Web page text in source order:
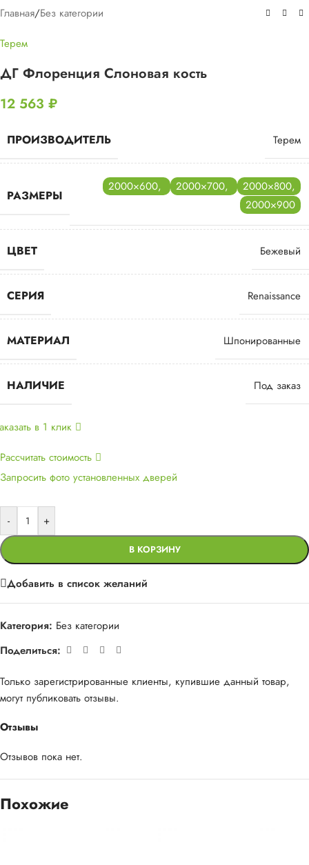
Главная/Без категории
Терем
ДГ Флоренция Слоновая кость
12 563 ₽
ПРОИЗВОДИТЕЛЬ Терем
РАЗМЕРЫ
2000×600, 2000×700, 2000×800,
2000×900
ЦВЕТ Бежевый
СЕРИЯ Renaissance
МАТЕРИАЛ Шпонированные
НАЛИЧИЕ Под заказ
в 1 клик
Рассчитать стоимость
Запросить фото установленных дверей
- +
В КОРЗИНУ
Добавить в список желаний
Категория: Без категории
Поделиться:
Отзывы
Отзывов пока нет.
Только зарегистрированные клиенты, купившие данный товар,
могут публиковать отзывы.
Похожие